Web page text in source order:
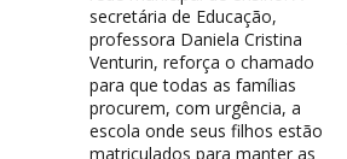
secretária de Educação,
professora Daniela Cristina
Venturin, reforça o chamado
para que todas as famílias
procurem, com urgência, a
escola onde seus filhos estão
matriculados para manter as